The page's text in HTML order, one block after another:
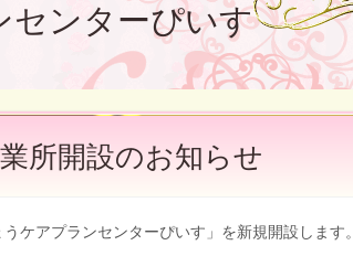
センターぴいす
所開設のお知らせ
ケアプランセンターぴいす」を新規開設します。